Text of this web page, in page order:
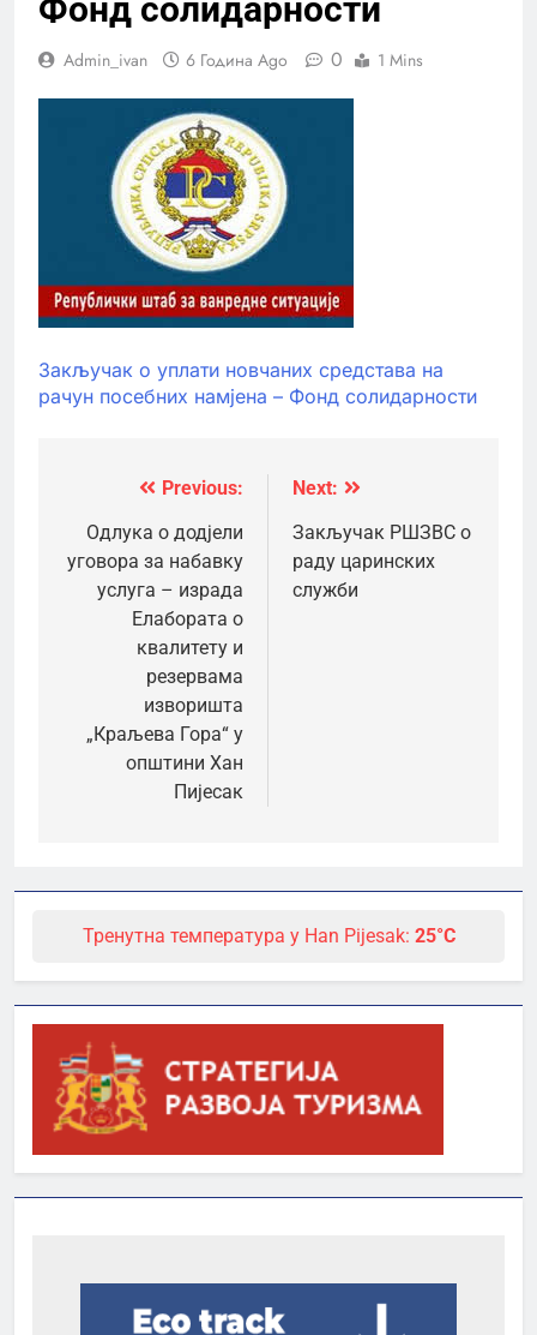
Фонд солидарности
Admin_ivan 6 Година Ago 0 1 Mins
Закључак о уплати новчаних средстава на
рачун посебних намјена – Фонд солидарности
Кретање
чланка
Previous:
Одлука о додјели
уговора за набавку
услуга – израда
Елабората о
квалитету и
резервама
изворишта
„Краљева Гора“ у
општини Хан
Пијесак
Next:
Закључак РШЗВС о
раду царинских
служби
Тренутна температура у Han Pijesak: 25°C